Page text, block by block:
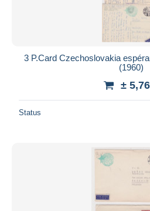
3 P.Card Czechoslovakia
(1960)
±
Status